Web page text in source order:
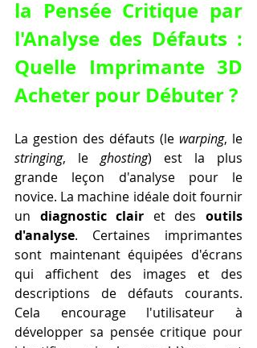
la Pensée Critique par
l'Analyse des Défauts :
Quelle Imprimante 3D
Acheter pour Débuter ?
La gestion des défauts (le warping
stringing, le ghosting) est la plus
grande leçon d'analyse pour le
novice. La machine idéale doit fournir
un diagnostic clair et des outils
d'analyse. Certaines imprimantes
sont maintenant équipées d'écrans
qui affichent des images et des
descriptions de défauts courants.
Cela encourage l'utilisateur à
développer sa pensée critique pour